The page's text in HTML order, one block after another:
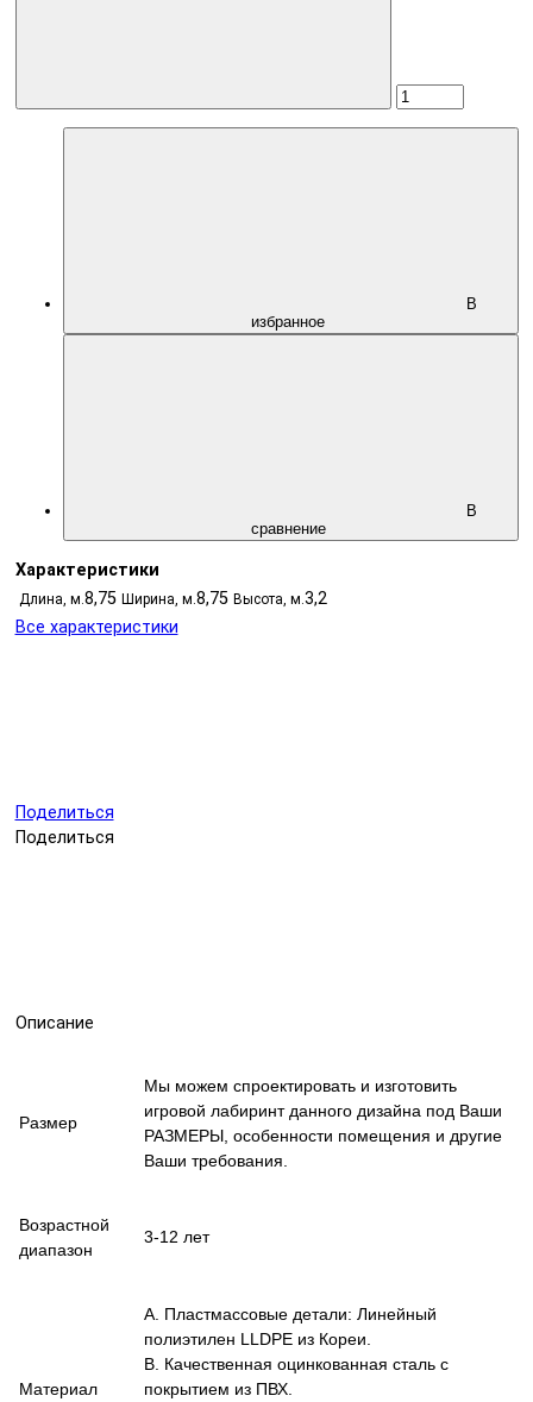
В
избранное
В
сравнение
Характеристики
Длина, м.8,75 Ширина, м.8,75 Высота, м.3,2
Все характеристики
Поделиться
Поделиться
Описание
Размер
Мы можем спроектировать и изготовить
игровой лабиринт данного дизайна под Ваши
РАЗМЕРЫ, особенности помещения и другие
Ваши требования.
Возрастной
диапазон
3-12 лет
Материал
A. Пластмассовые детали: Линейный
полиэтилен LLDPE из Кореи.
B. Качественная оцинкованная сталь с
покрытием из ПВХ.